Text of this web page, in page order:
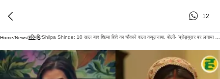
12
Home/News/हरिभूमि/